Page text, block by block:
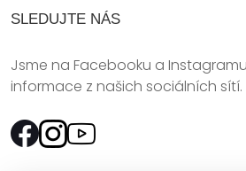
SLEDUJTE NÁS
Jsme na Facebooku a
informace z našich sociálních sítí.